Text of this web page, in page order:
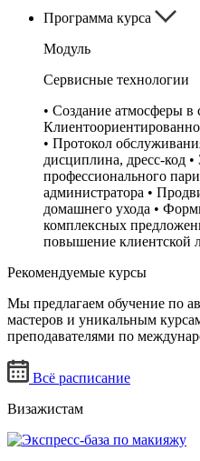
Программа курса
Модуль
Сервисные технологии
• Создание атмосферы в
• Протокол
дисциплина, дресс-код
профессионального
администратора •
домашнего ухода •
комплексных
повышение клиентской
Рекомендуемые курсы
Мы предлагаем обучение по
мастеров и уникальным
преподавателями по
Всё расписание
Визажистам